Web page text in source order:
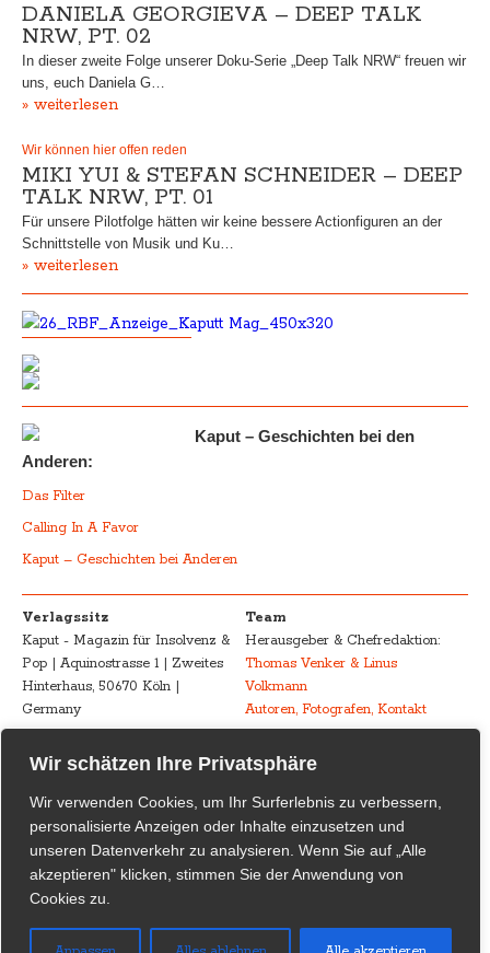
Wir schätzen Ihre Privatsphäre
Wir verwenden Cookies, um Ihr Surferlebnis zu verbessern,
personalisierte Anzeigen oder Inhalte einzusetzen und
unseren Datenverkehr zu analysieren. Wenn Sie auf „Alle
akzeptieren" klicken, stimmen Sie der Anwendung von
Cookies zu.
DANIELA GEORGIEVA – DEEP TALK
NRW, PT. 02
In dieser zweite Folge unserer Doku-Serie „Deep Talk NRW“ freuen wir
uns, euch Daniela G…
» weiterlesen
Wir können hier offen reden
MIKI YUI & STEFAN SCHNEIDER – DEEP
TALK NRW, PT. 01
Für unsere Pilotfolge hätten wir keine bessere Actionfiguren an der
Schnittstelle von Musik und Ku…
» weiterlesen
Kaput – Geschichten bei den
Anderen:
Das Filter
Calling In A Favor
Kaput – Geschichten bei Anderen
Verlagssitz
Kaput - Magazin für Insolvenz &
Pop | Aquinostrasse 1 | Zweites
Hinterhaus, 50670 Köln |
Germany
Team
Herausgeber & Chefredaktion:
Thomas Venker & Linus
Volkmann
Autoren, Fotografen, Kontakt
Advertising
Pop
marketing@kaput-mag.com
Impressum – Legal
Urheberrecht /
Inhaltliche Verantwortung /
Rechtswirksamkeit
Kaput Supporter
Kaput – Magazin für Insolvenz
& Popdankt seinen